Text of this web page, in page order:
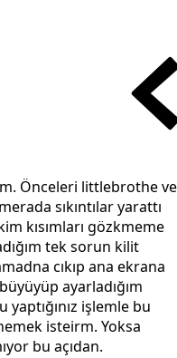
Önceleri littlebrothe ve
sıkıntılar yarattı
kısımları gözkmeme
tek sorun kilit
cıkıp ana ekrana
ayarladığım
işlemle bu
isteirm. Yoksa
bu açıdan.